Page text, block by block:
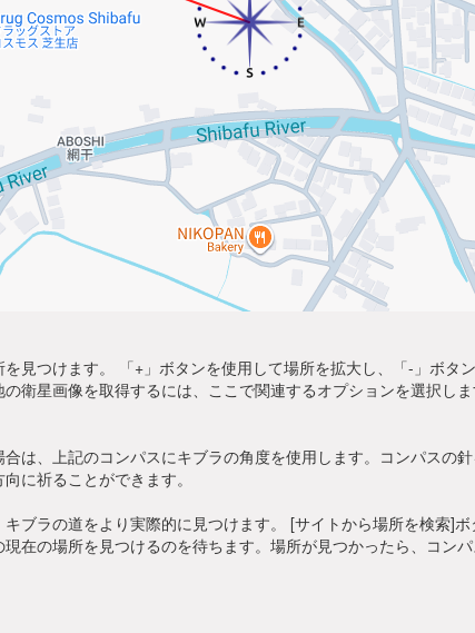
見つけます。 「+」ボタンを使用して場所を拡大し、「-」ボタ
衛星画像を取得するには、ここで関連するオプションを選択し
は、上記のコンパスにキブラの角度を使用します。コンパスの
に祈ることができます。
ブラの道をより実際的に見つけます。 [サイトから場所を検索]
在の場所を見つけるのを待ちます。場所が見つかったら、コン